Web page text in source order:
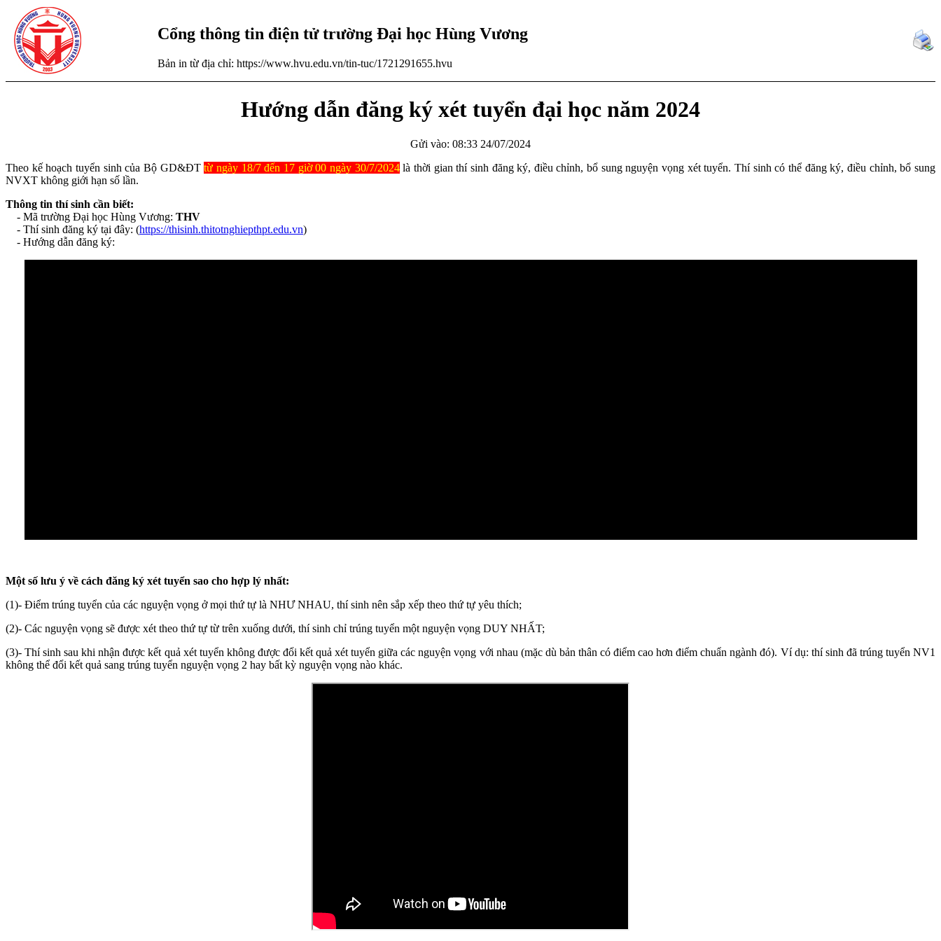
Cổng thông tin điện tử trường Đại học Hùng Vương
Bản in từ địa chỉ: https://www.hvu.edu.vn/tin-tuc/1721291655.hvu
Hướng dẫn đăng ký xét tuyển đại học năm 2024
Gửi vào: 08:33 24/07/2024
Theo kế hoạch tuyển sinh của Bộ GD&ĐTtừ ngày 18/7 đến 17 giờ 00 ngày 30/7/2024là thời gian thí sinh đăng ký, điều chỉnh, bổ sung nguyện vọng xét tuyển. Thí sinh có thể đăng ký, điều chỉnh, bổ sung
NVXT không giới hạn số lần.
Thông tin thí sinh cần biết:
- Mã trường Đại học Hùng Vương: THV
- Thí sinh đăng ký tại đây: (https://thisinh.thitotnghiepthpt.edu.vn)
- Hướng dẫn đăng ký:
Một số lưu ý về cách đăng ký xét tuyển sao cho hợp lý nhất:
(1)- Điểm trúng tuyển của các nguyện vọng ở mọi thứ tự là NHƯ NHAU, thí sinh nên sắp xếp theo thứ tự yêu thích;
(2)- Các nguyện vọng sẽ được xét theo thứ tự từ trên xuống dưới, thí sinh chỉ trúng tuyển một nguyện vọng DUY NHẤT;
(3)- Thí sinh sau khi nhận được kết quả xét tuyển không được đổi kết quả xét tuyển giữa các nguyện vọng với nhau (mặc dù bản thân có điểm cao hơn điểm chuẩn ngành đó). Ví dụ: thí sinh đã trúng tuyển NV1
không thể đổi kết quả sang trúng tuyển nguyện vọng 2 hay bất kỳ nguyện vọng nào khác.